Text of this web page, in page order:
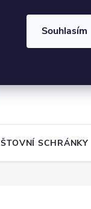
⏰ | Kód:
Souhlasím
SCHRÁNKY